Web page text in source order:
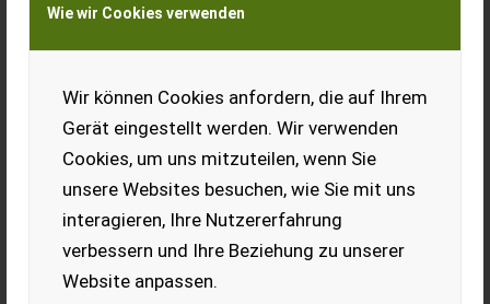
Wie wir Cookies verwenden
Wir können Cookies anfordern, die auf Ihrem
Gerät eingestellt werden. Wir verwenden
Cookies, um uns mitzuteilen, wenn Sie
unsere Websites besuchen, wie Sie mit uns
interagieren, Ihre Nutzererfahrung
verbessern und Ihre Beziehung zu unserer
Website anpassen.
Transport von Land- und Baumaschinen –
KEINE Tiertransporte
New Holland TS 90
Motorschaden
Verkauft wird ein New
Holland TS 90 mit
Motorschaden. Nähere
Angaben gegen Absprache.
EUR 0